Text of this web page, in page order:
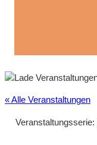
« Alle Veranstaltungen
Veranstaltungsserie: